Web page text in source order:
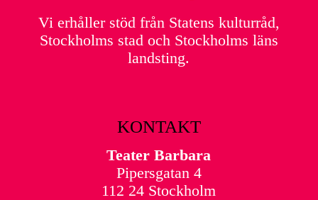
Vi erhåller stöd från Statens kulturråd,
Stockholms stad och Stockholms läns
landsting.
KONTAKT
Teater Barbara
Pipersgatan 4
112 24 Stockholm